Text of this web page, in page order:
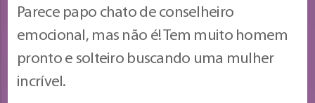
Parece papo chato de conselheiro
emocional, mas não é! Tem muito homem
pronto e solteiro buscando uma mulher
incrível.